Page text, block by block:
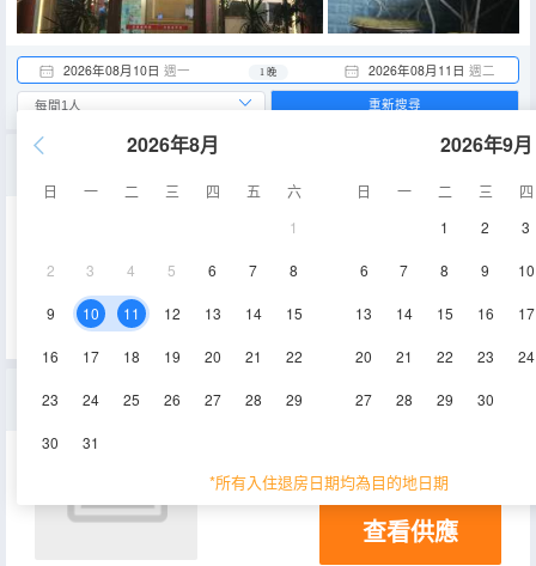
2026年08月10日 週一 2026年08月11日 週二
1 晚
2026年8月
日 一 二 三 四 五
六
1
2 3 4 5 6 7 8
9 10 11 12 13 14 15
16 17 18 19 20 21 22
23 24 25 26 27 28 29
30 31
2026年9月
日 一 二 三
四
1
2 3
6 7 8 9 10
13 14 15 16 17
20 21 22 23 24
27 28 29 30
*所有入住退房日期均為目的地日期
重新搜尋
電視機
豪華陽台親子房
電視機
查看供應